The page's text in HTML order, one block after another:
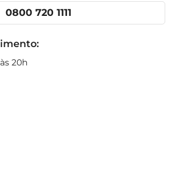
saudável para qualquer ocasião.
0800 720 1111
20h